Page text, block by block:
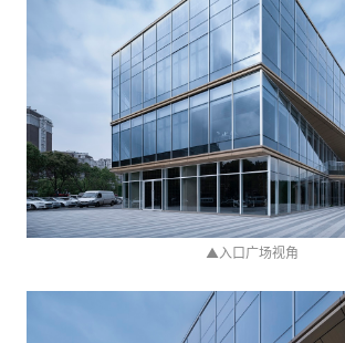
▲入口广场视角